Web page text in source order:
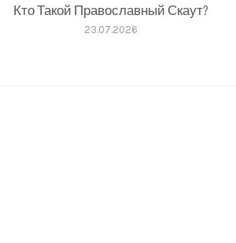
Кто Такой Православный Скаут?
23.07.2026